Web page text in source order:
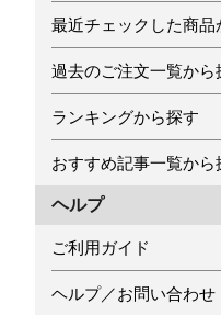
最近チェックした商品
過去のご注文一覧から
ランキングから探す
おすすめ記事一覧から
ヘルプ
ご利用ガイド
ヘルプ／お問い合わせ